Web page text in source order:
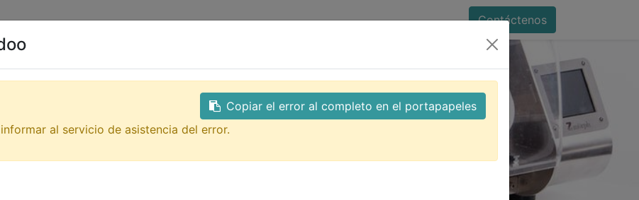
Contacto Contáctenos
3D
Copiar el error al completo en el portapapeles
al servicio de asistencia del error.